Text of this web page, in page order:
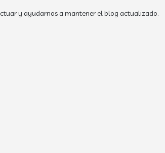
y ayudarnos a mantener el blog actualizado.